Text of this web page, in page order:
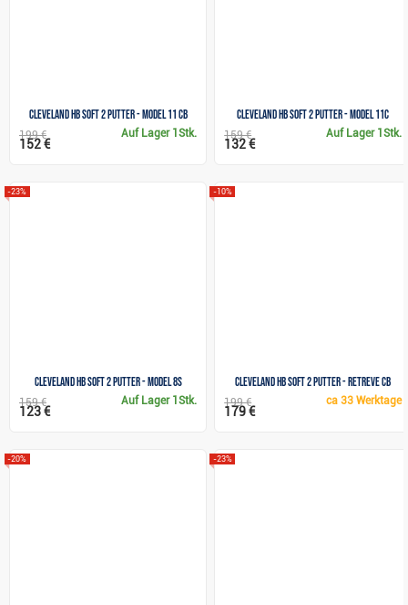
Cleveland HB SOFT 2 Putter - Model 11 CB
Auf Lager 1Stk.
199 €
152 €
Cleveland HB SOFT 2 Putter - Model 11C
Auf Lager 1Stk.
159 €
132 €
Cleveland HB SOFT 2 Putter - Model 8S
-23%
Auf Lager 1Stk.
159 €
123 €
Cleveland HB SOFT 2 Putter - RETREVE CB
-10%
ca33 Werktage
199 €
179 €
-20% -23%